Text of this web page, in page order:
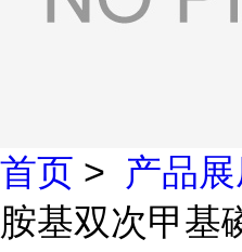
首页 > 产品
胺基双次甲基